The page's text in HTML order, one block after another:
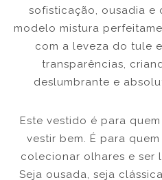
sofisticação, ousadia e
modelo mistura
com a leveza do tule
transparências,
deslumbrante e
Este vestido é para
vestir bem. É para
colecionar olhares e ser
Seja ousada, seja